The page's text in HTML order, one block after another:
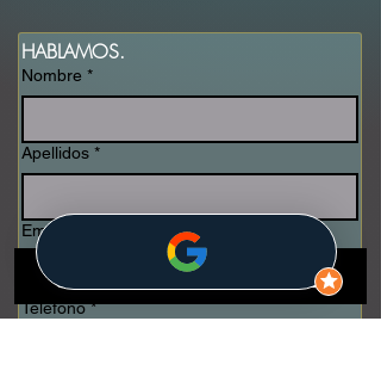
HABLAMOS.
Nombre *
Apellidos *
Email
Teléfono *